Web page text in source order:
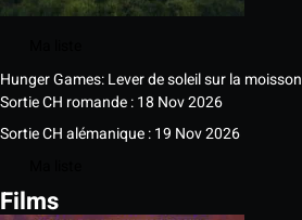
Hunger Games: Lever de soleil sur la moisson
Sortie CH romande : 18 Nov 2026
Sortie CH alémanique : 19 Nov 2026
Films